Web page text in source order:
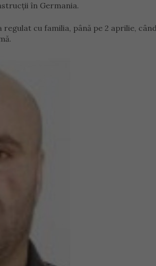
în Germania.
cu familia, până pe 2 aprilie,